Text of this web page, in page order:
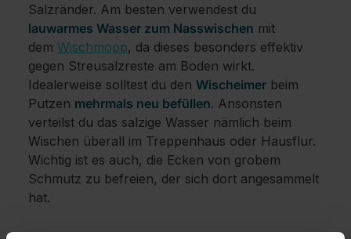
Salzränder. Am besten verwendest du
lauwarmes Wasser zum Nasswischen mit
dem Wischmopp, da dieses besonders effektiv
gegen Streusalzreste am Boden wirkt.
Idealerweise solltest du den Wischeimer beim
Putzen mehrmals neu befüllen. Ansonsten
verteilst du das salzige Wasser nämlich beim
Wischen überall im Treppenhaus oder Hausflur.
Wichtig ist es auch, die Ecken von grobem
Schmutz zu befreien, der sich dort angesammelt
hat.